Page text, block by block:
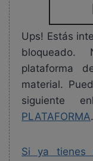
Ups! Estás
plataforma
material.
siguiente
PLATAFORMA.
Si ya tienes